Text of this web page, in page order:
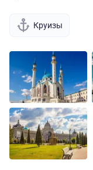
Круизы